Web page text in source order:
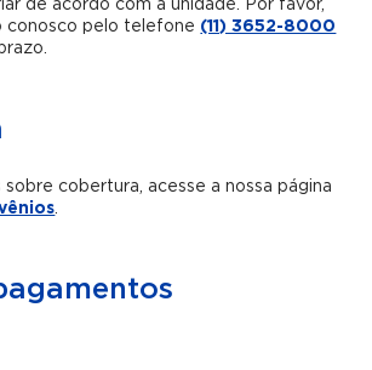
de acordo com a unidade. Por favor,
conosco pelo telefone (11) 3652-8000
sobre cobertura, acesse a nossa página